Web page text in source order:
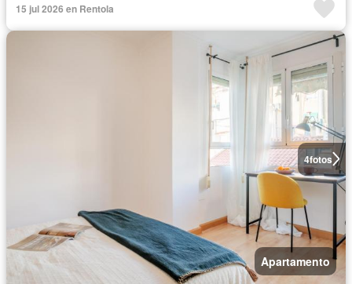
15 jul 2026 en Rentola
4fotos
Apartamento